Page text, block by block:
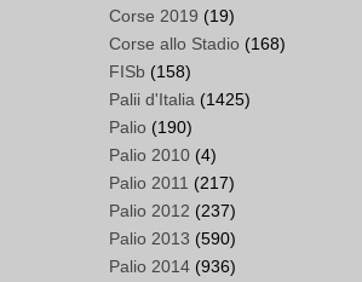
Corse 2019 (19)
Corse allo Stadio (168)
FISb (158)
Palii d'Italia (1425)
Palio (190)
Palio 2010 (4)
Palio 2011 (217)
Palio 2012 (237)
Palio 2013 (590)
Palio 2014 (936)